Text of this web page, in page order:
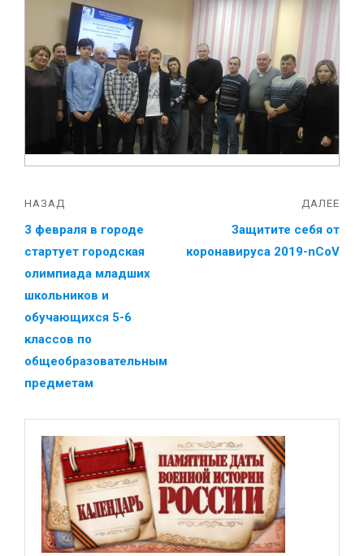
НАЗАД
3 февраля в городе
стартует городская
олимпиада младших
школьников и
обучающихся 5-6
классов по
общеобразовательным
предметам
ДАЛЕЕ
Защитите себя от
коронавируса 2019-nCoV